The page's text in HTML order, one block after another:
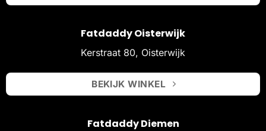
Fatdaddy Oisterwijk
Kerstraat 80, Oisterwijk
BEKIJK WINKEL
Fatdaddy Diemen